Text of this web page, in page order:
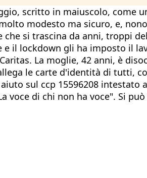
scritto in maiuscolo, come
modesto ma sicuro, e,
che si trascina da anni, troppi
il lockdown gli ha imposto il
La moglie, 42 anni, è
le carte d'identità di tutti,
sul ccp 15596208 intestato
voce di chi non ha voce". Si